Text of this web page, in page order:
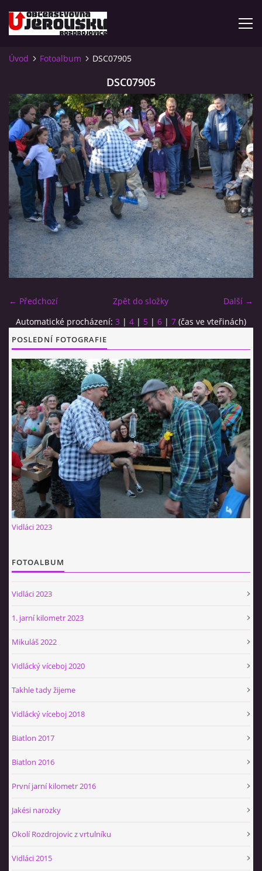
KDE NÁS NAJDETE?
VIDLÁCKÝ VÍCEBOJ 2023 - VIDEO
OTEVÍRACÍ DOBA
VIDLÁCKÝ VÍCEBOJ 2020 - ČLÁNEK Z ROZDROJOVICKÉ
DRBNY 4/2020
VIDLÁCKÝ VÍCEBOJ 2020 - VIDEO
CO SI U NÁS DÁTE?
STUDENÁ KUCHYNĚ
FOTOALBUM
CESTA KOLEM SVĚTA 2014 - VIDEO
VIDLÁCKÝ VÍCEBOJ 2023
CENÍK
Šafránka 182E
petr.jerousek@vinium.cz
Úvod Fotoalbum DSC07905
DSC07905
← Předchozí Další →
Zpět do složky
Automatické procházení: 3 | 4 | 5 | 6 | 7 (čas ve vteřinách)
POSLEDNÍ FOTOGRAFIE
Vidláci 2023
FOTOALBUM
Vidláci 2023
1. jarní kilometr 2023
Mikuláš 2022
Vidlácký víceboj 2020
Takhle tady žijeme
Vidlácký víceboj 2018
Biatlon 2017
Biatlon 2016
První jarní kilometr 2016
Jakési narozky
Okolí Rozdrojovic z vrtulníku
Vidláci 2015